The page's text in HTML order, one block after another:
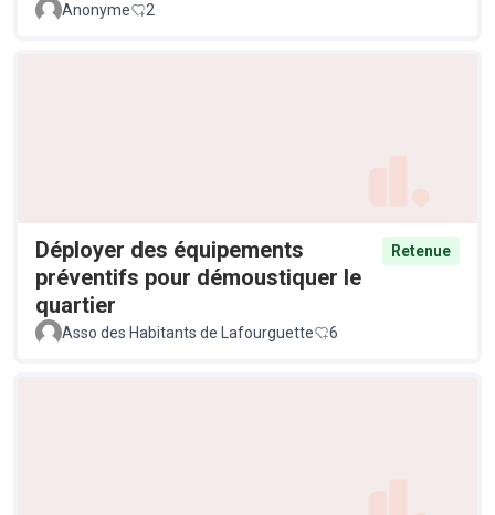
Anonyme 2
Déployer des équipements
préventifs pour démoustiquer le
quartier
Retenue
Asso des Habitants de Lafourguette 6